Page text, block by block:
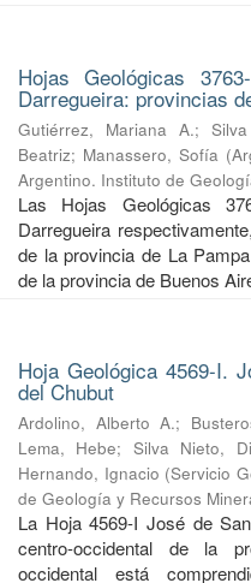
Hojas Geológicas
Darregueira: provincias
Gutiérrez, Mariana A.;
Beatriz; Manassero, Sofía (
Argentino. Instituto de
Las Hojas Geológicas
Darregueira
de la provincia de La
de la provincia de Buenos
Hoja Geológica 4569-I.
del Chubut
Ardolino, Alberto A.;
Lema, Hebe; Silva Nieto,
Hernando, Ignacio (Servicio
de Geología y Recursos
La Hoja 4569-I José de
centro-occidental de la
occidental está